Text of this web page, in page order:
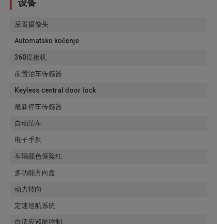
设备
后置摄像头
Automatsko kočenje
360度相机
前置泊车传感器
Keyless central door lock
最新停车传感器
自动泊车
电子手刹
车辆颜色保险杠
多功能方向盘
动力转向
定速巡航系统
自适应巡航控制